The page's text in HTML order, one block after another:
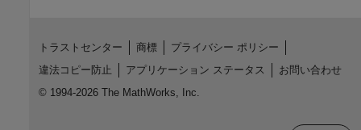
トラストセンター 商標
プライバシー ポリシー
違法コピー防止
アプリケーション ステータス
お問い合わせ
© 1994-2026 The MathWorks, Inc.